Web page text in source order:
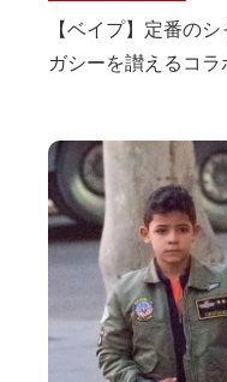
【ベイプ】定番の
ガシーを讃えるコラ